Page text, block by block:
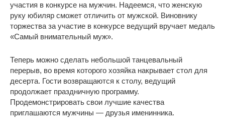
участия в конкурсе на мужчин. Надеемся, что женскую
руку юбиляр сможет отличить от мужской. Виновнику
торжества за участие в конкурсе ведущий вручает медаль
«Самый внимательный муж».
Теперь можно сделать небольшой танцевальный
перерыв, во время которого хозяйка накрывает стол для
десерта. Гости возвращаются к столу, ведущий
продолжает праздничную программу.
Продемонстрировать свои лучшие качества
приглашаются мужчины — друзья именинника.